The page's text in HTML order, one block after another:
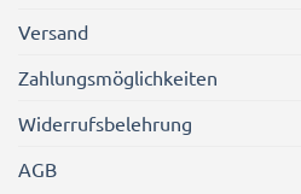
Versand
Zahlungsmöglichkeiten
Widerrufsbelehrung
AGB